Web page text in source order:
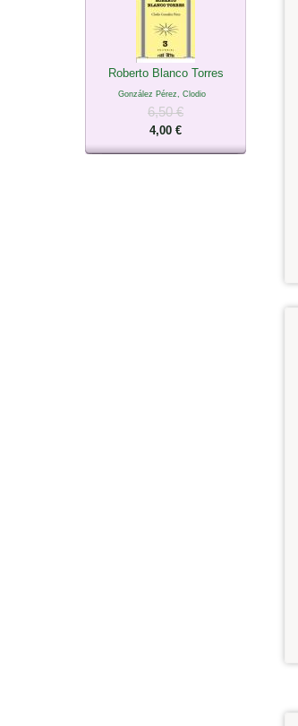
Roberto Blanco Torres
González Pérez, Clodio
6,50 €
4,00 €